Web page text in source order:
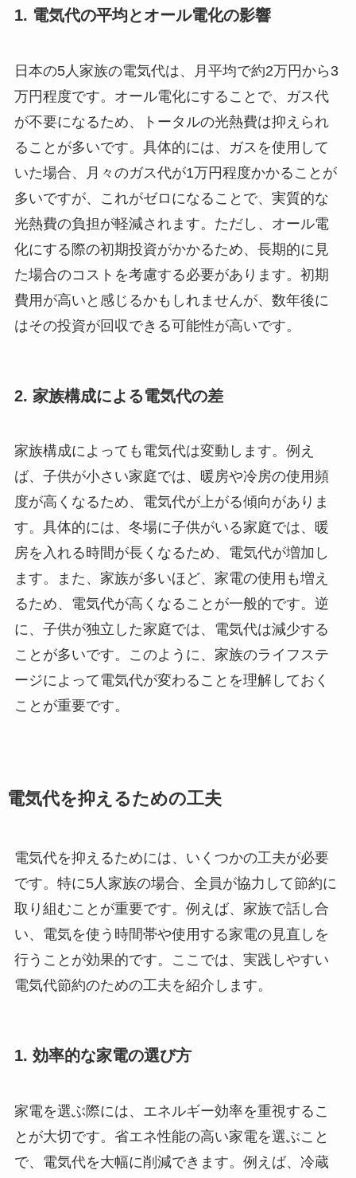
1. 電気代の平均とオール電化の影響
日本の5人家族の電気代は、月平均で約2万円から3
万円程度です。オール電化にすることで、ガス代
が不要になるため、トータルの光熱費は抑えられ
ることが多いです。具体的には、ガスを使用して
いた場合、月々のガス代が1万円程度かかることが
多いですが、これがゼロになることで、実質的な
光熱費の負担が軽減されます。ただし、オール電
化にする際の初期投資がかかるため、長期的に見
た場合のコストを考慮する必要があります。初期
費用が高いと感じるかもしれませんが、数年後に
はその投資が回収できる可能性が高いです。
2. 家族構成による電気代の差
家族構成によっても電気代は変動します。例え
ば、子供が小さい家庭では、暖房や冷房の使用頻
度が高くなるため、電気代が上がる傾向がありま
す。具体的には、冬場に子供がいる家庭では、暖
房を入れる時間が長くなるため、電気代が増加し
ます。また、家族が多いほど、家電の使用も増え
るため、電気代が高くなることが一般的です。逆
に、子供が独立した家庭では、電気代は減少する
ことが多いです。このように、家族のライフステ
ージによって電気代が変わることを理解しておく
ことが重要です。
電気代を抑えるための工夫
電気代を抑えるためには、いくつかの工夫が必要
です。特に5人家族の場合、全員が協力して節約に
取り組むことが重要です。例えば、家族で話し合
い、電気を使う時間帯や使用する家電の見直しを
行うことが効果的です。ここでは、実践しやすい
電気代節約のための工夫を紹介します。
1. 効率的な家電の選び方
家電を選ぶ際には、エネルギー効率を重視するこ
とが大切です。省エネ性能の高い家電を選ぶこと
で、電気代を大幅に削減できます。例えば、冷蔵